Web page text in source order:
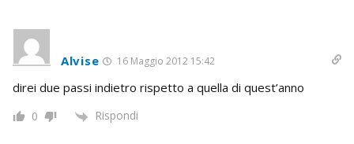
Alvise 16 Maggio 2012 15:42
direi due passi indietro rispetto a quella di quest’anno
0 Rispondi